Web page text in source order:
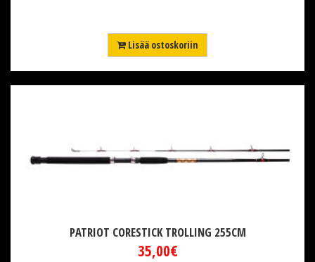
Lisää ostoskoriin
PATRIOT CORESTICK TROLLING 255CM
35,00€